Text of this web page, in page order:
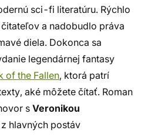
sci-fi literatúru. Rýchlo
a nadobudlo práva
diela. Dokonca sa
legendárnej fantasy
of the Fallen, ktorá patrí
aké môžete čítať. Roman
s Veronikou
hlavných postáv